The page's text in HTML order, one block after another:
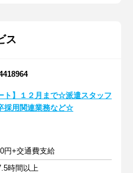
ス
ト】１２月まで☆派遣スタッフ
採用関連業務など☆
円+交通費支給
時間以上